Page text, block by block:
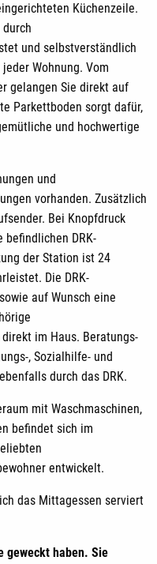
Küchenzeile.
und selbstverständlich
Wohnung. Vom
gelangen Sie direkt auf
Parkettboden sorgt dafür,
und hochwertige
und
vorhanden. Zusätzlich
Bei Knopfdruck
DRK-
der Station ist 24
Die DRK-
auf Wunsch eine
im Haus. Beratungs-
, Sozialhilfe- und
durch das DRK.
mit Waschmaschinen,
befindet sich im
entwickelt.
das Mittagessen serviert
geweckt haben. Sie